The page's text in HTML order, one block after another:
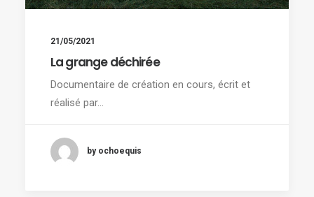
21/05/2021
La grange déchirée
Documentaire de création en cours, écrit et
réalisé par…
by ochoequis